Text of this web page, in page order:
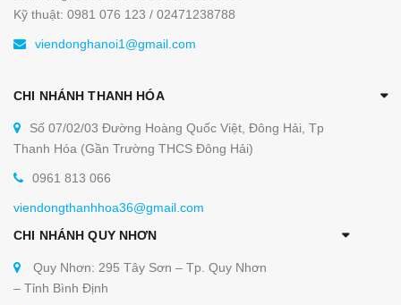
Kỹ thuật: 0981 076 123 / 02471238788
viendonghanoi1@gmail.com
CHI NHÁNH THANH HÓA
Số 07/02/03 Đường Hoàng Quốc Việt, Đông Hải, Tp
Thanh Hóa (Gần Trường THCS Đông Hải)
0961 813 066
viendongthanhhoa36@gmail.com
CHI NHÁNH QUY NHƠN
Quy Nhơn: 295 Tây Sơn – Tp. Quy Nhơn
– Tỉnh Bình Định